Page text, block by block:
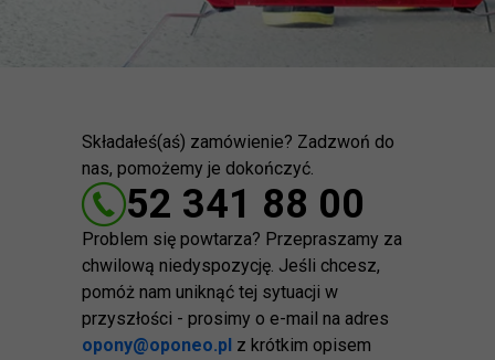
Składałeś(aś) zamówienie? Zadzwoń do
nas, pomożemy je dokończyć.
52 341 88 00
Problem się powtarza? Przepraszamy za
chwilową niedyspozycję. Jeśli chcesz,
pomóż nam uniknąć tej sytuacji w
przyszłości - prosimy o e-mail na adres
opony@oponeo.pl z krótkim opisem